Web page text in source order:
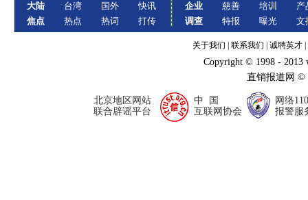
大陆
焦点
台湾
热点
国外
热词
快讯
打传
企业
调查
慈善
特报
培训
曝光
产
文
关于我们 联系我们 诚聘英才
Copyright © 1998 - 2013
直销报道网
北京地区网站
联合辟谣平台
中 国
互联网协会
网络110
报警服